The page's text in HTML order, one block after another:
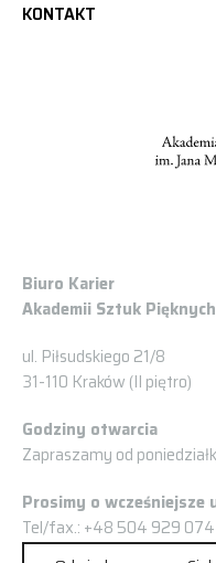
KONTAKT
Biuro Karier
Akademii Sztuk
ul. Piłsudskiego 21/8
31-110 Kraków (II piętro)
Godziny otwarcia
Zapraszamy od
Prosimy o wcześniejsze
Tel/fax.: +48 504 929 074
kariery@asp.krakow.pl